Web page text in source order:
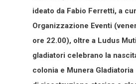
ideato da Fabio Ferretti, a
Organizzazione Eventi
ore 22.00), oltre a Ludus
gladiatori celebrano la
colonia e Munera